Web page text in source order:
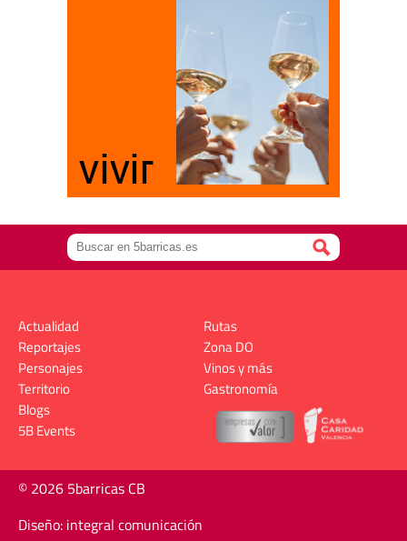
Actualidad
Reportajes
Personajes
Territorio
Rutas
Zona DO
Vinos y más
Gastronomía
Blogs
5B Events
© 2026 5barricas CB
Diseño: integral comunicación